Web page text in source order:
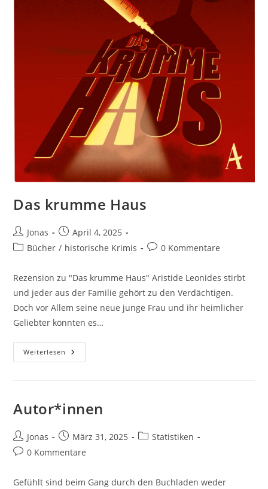
Das krumme Haus
Jonas
April 4, 2025
Bücher / historische Krimis 0 Kommentare
Rezension zu "Das krumme Haus" Aristide Leonides stirbt
und jeder aus der Familie gehört zu den Verdächtigen.
Doch vor Allem seine neue junge Frau und ihr heimlicher
Geliebter könnten es…
Weiterlesen
Autor*innen
Jonas März 31, 2025
Statistiken
0 Kommentare
Gefühlt sind beim Gang durch den Buchladen weder